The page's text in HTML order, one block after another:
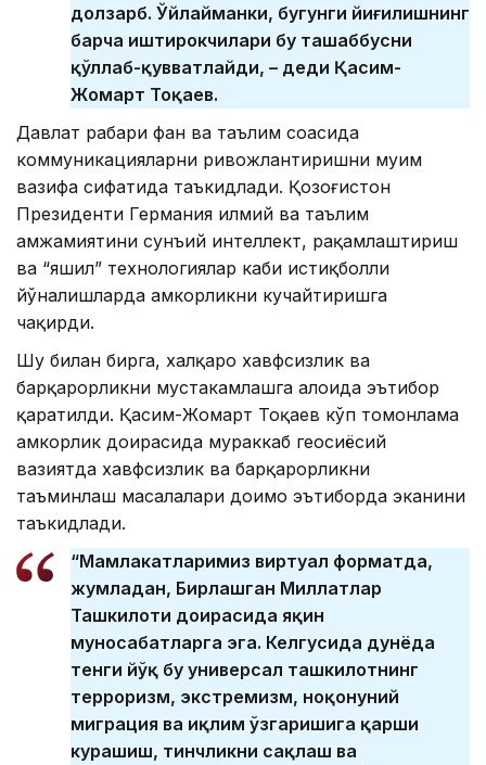
долзарб. Ўйлайманки, бугунги йиғилишнинг
барча иштирокчилари бу ташаббусни
қўллаб-қувватлайди, – деди Қасим-
Жомарт Тоқаев.
Давлат раҳбари фан ва таълим соҳасида
коммуникацияларни ривожлантиришни муҳим
вазифа сифатида таъкидлади. Қозоғистон
Президенти Германия илмий ва таълим
ҳамжамиятини сунъий интеллект, рақамлаштириш
ва “яшил” технологиялар каби истиқболли
йўналишларда ҳамкорликни кучайтиришга
чақирди.
Шу билан бирга, халқаро хавфсизлик ва
барқарорликни мустаҳкамлашга алоҳида эътибор
қаратилди. Қасим-Жомарт Тоқаев кўп томонлама
ҳамкорлик доирасида мураккаб геосиёсий
вазиятда хавфсизлик ва барқарорликни
таъминлаш масалалари доимо эътиборда эканини
таъкидлади.
“Мамлакатларимиз виртуал форматда,
жумладан, Бирлашган Миллатлар
Ташкилоти доирасида яқин
муносабатларга эга. Келгусида дунёда
тенги йўқ бу универсал ташкилотнинг
терроризм, экстремизм, ноқонуний
миграция ва иқлим ўзгаришига қарши
курашиш, тинчликни сақлаш ва